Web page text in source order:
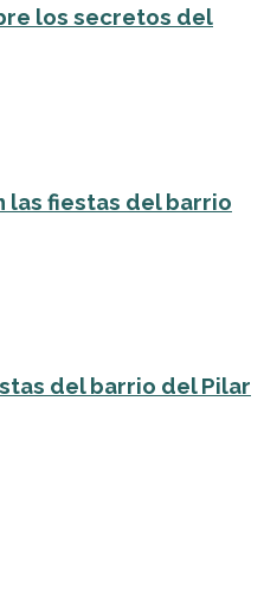
los secretos del
las fiestas del barrio
del barrio del Pilar